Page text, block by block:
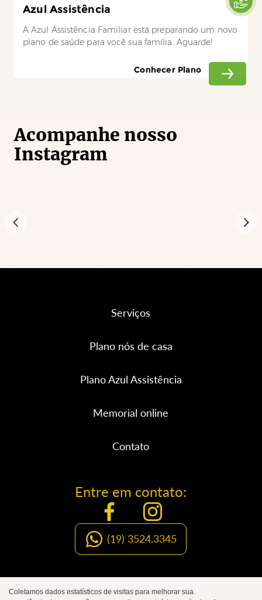
Azul Assistência
A Azul Assistência Familiar está preparando um novo
plano de saúde para você sua família. Aguarde!
Conhecer Plano
Acompanhe nosso
Instagram
Organização Social de Luto
Serviços
Plano nós de casa
Plano Azul Assistência
Memorial online
Contato
Entre em contato:
(19) 3524.3345
Coletamos dados estatísticos de visitas para melhorar sua